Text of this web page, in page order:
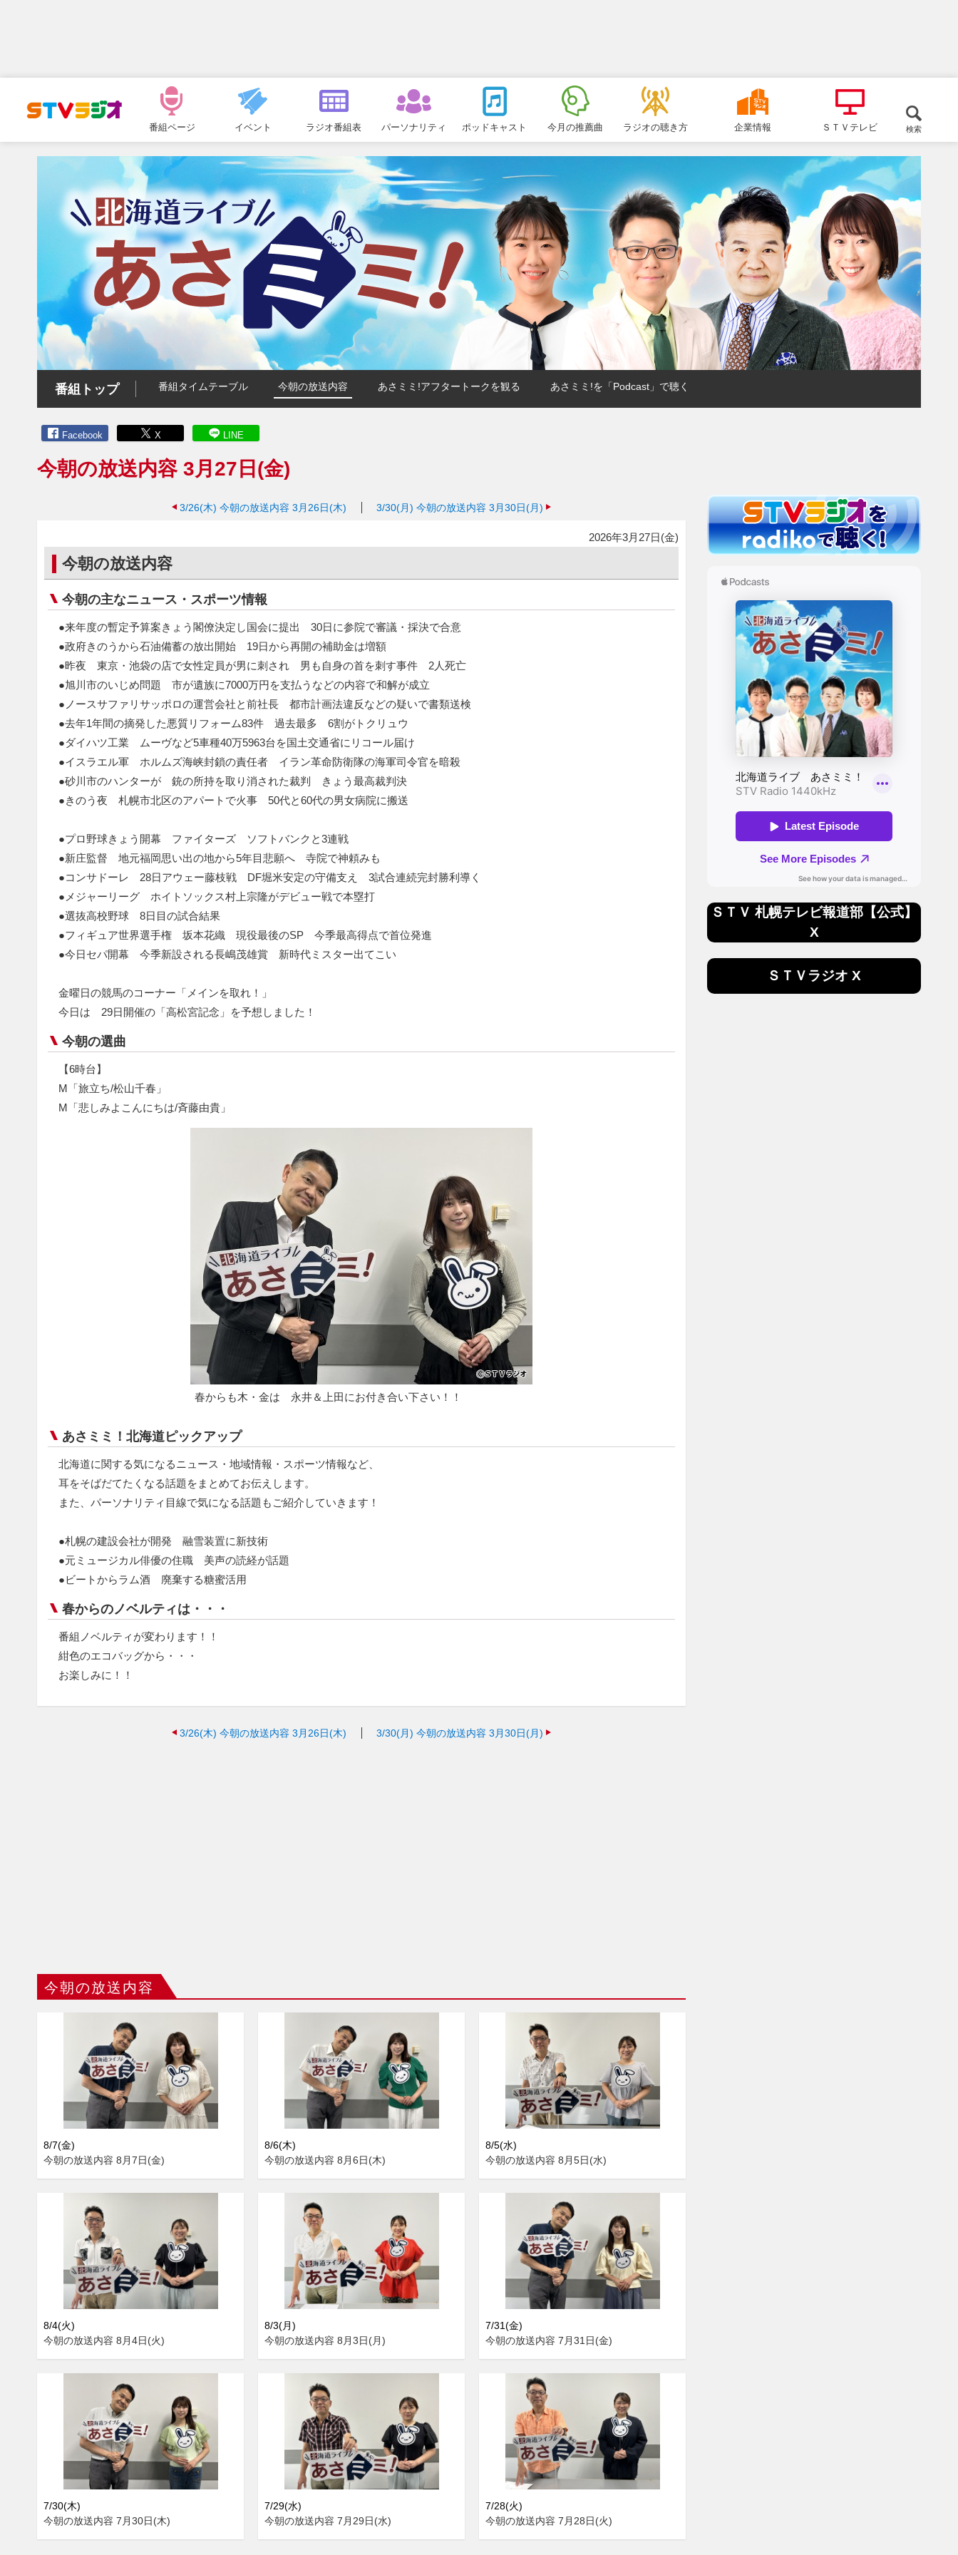
ュ
ー
番組ページ イベント ラジオ番組表 パーソナリティ ポッドキャスト 今月の推薦曲 ラジオの聴き方 企業情報 ＳＴＶテレビ 検索
番組トップ 番組タイムテーブル 今朝の放送内容 あさミミ!アフタートークを観る あさミミ!を「Podcast」で聴く
Facebook X LINE
今朝の放送内容 3月27日(金)
3/26(木) 今朝の放送内容 3月26日(木) 3/30(月) 今朝の放送内容 3月30日(月)
2026年3月27日(金)
今朝の放送内容
今朝の主なニュース・スポーツ情報
●来年度の暫定予算案きょう閣僚決定し国会に提出 30日に参院で審議・採決で合意
●政府きのうから石油備蓄の放出開始 19日から再開の補助金は増額
●昨夜 東京・池袋の店で女性定員が男に刺され 男も自身の首を刺す事件 2人死亡
●旭川市のいじめ問題 市が遺族に7000万円を支払うなどの内容で和解が成立
●ノースサファリサッポロの運営会社と前社長 都市計画法違反などの疑いで書類送検
●去年1年間の摘発した悪質リフォーム83件 過去最多 6割がトクリュウ
●ダイハツ工業 ムーヴなど5車種40万5963台を国土交通省にリコール届け
●イスラエル軍 ホルムズ海峡封鎖の責任者 イラン革命防衛隊の海軍司令官を暗殺
●砂川市のハンターが 銃の所持を取り消された裁判 きょう最高裁判決
●きのう夜 札幌市北区のアパートで火事 50代と60代の男女病院に搬送
●プロ野球きょう開幕 ファイターズ ソフトバンクと3連戦
●新庄監督 地元福岡思い出の地から5年目悲願へ 寺院で神頼みも
●コンサドーレ 28日アウェー藤枝戦 DF堀米安定の守備支え 3試合連続完封勝利導く
●メジャーリーグ ホイトソックス村上宗隆がデビュー戦で本塁打
●選抜高校野球 8日目の試合結果
●フィギュア世界選手権 坂本花織 現役最後のSP 今季最高得点で首位発進
●今日セパ開幕 今季新設される長嶋茂雄賞 新時代ミスター出てこい
金曜日の競馬のコーナー「メインを取れ！」
今日は 29日開催の「高松宮記念」を予想しました！
今朝の選曲
【6時台】
M「旅立ち/松山千春」
M「悲しみよこんにちは/斉藤由貴」
春からも木・金は 永井＆上田にお付き合い下さい！！
あさミミ！北海道ピックアップ
北海道に関する気になるニュース・地域情報・スポーツ情報など、
耳をそばだてたくなる話題をまとめてお伝えします。
また、パーソナリティ目線で気になる話題もご紹介していきます！
●札幌の建設会社が開発 融雪装置に新技術
●元ミュージカル俳優の住職 美声の読経が話題
●ビートからラム酒 廃棄する糖蜜活用
春からのノベルティは・・・
番組ノベルティが変わります！！
紺色のエコバッグから・・・
お楽しみに！！
3/26(木) 今朝の放送内容 3月26日(木) 3/30(月) 今朝の放送内容 3月30日(月)
今朝の放送内容
8/7(金)
今朝の放送内容 8月7日(金)
8/6(木)
今朝の放送内容 8月6日(木)
8/5(水)
今朝の放送内容 8月5日(水)
8/4(火)
今朝の放送内容 8月4日(火)
8/3(月)
今朝の放送内容 8月3日(月)
7/31(金)
今朝の放送内容 7月31日(金)
7/30(木)
今朝の放送内容 7月30日(木)
7/29(水)
今朝の放送内容 7月29日(水)
7/28(火)
今朝の放送内容 7月28日(火)
ＳＴＶ 札幌テレビ報道部【公式】
X
ＳＴＶラジオ X